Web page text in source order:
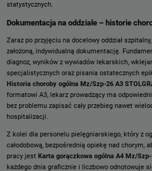
statystycznych.
Dokumentacja na oddziale – historie
Zaraz po przyjęciu na docelowy oddział
założoną, indywidualną dokumentację.
diagnoz, wyników z wywiadów lekarskich,
specjalistycznych oraz pisania ostatecznych
Historia choroby ogólna Mz/Szp-26 A3
formatowi A3, lekarz prowadzący ma
bez problemu zapisać cały przebieg nawet
hospitalizacji.
Z kolei dla personelu pielęgniarskiego, który z
całodobową, bezpośrednią opiekę nad chorym,
pracy jest Karta gorączkowa ogólna A4 Mz/
każdego dnia graficznie i liczbowo odnotowuje